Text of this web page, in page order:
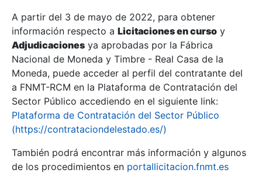
Mostrar/Ocultar
A partir del 3 de mayo de 2022, para obtener
información respecto a Licitaciones en curso y
Adjudicaciones ya aprobadas por la Fábrica
Nacional de Moneda y Timbre - Real Casa de la
Moneda, puede acceder al perfil del contratante del
a FNMT-RCM en la Plataforma de Contratación del
Sector Público accediendo en el siguiente link:
Plataforma de Contratación del Sector Público
(https://contrataciondelestado.es/)
También podrá encontrar más información y algunos
de los procedimientos en portallicitacion.fnmt.es